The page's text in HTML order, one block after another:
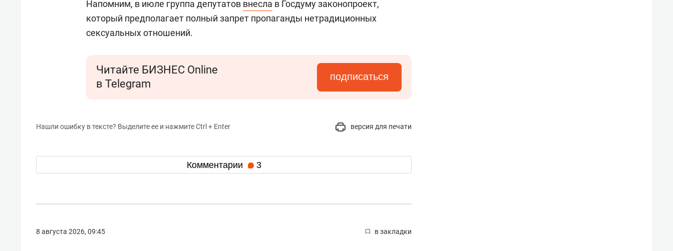
Напомним, в июле группа депутатов внесла в Госдуму законопроект,
который предполагает полный запрет пропаганды нетрадиционных
сексуальных отношений.
Читайте БИЗНЕС Online
в Telegram
подписаться
Нашли ошибку в тексте? Выделите ее и нажмите Ctrl + Enter версия для печати
Комментарии 3
8 августа 2026, 09:45 в закладки